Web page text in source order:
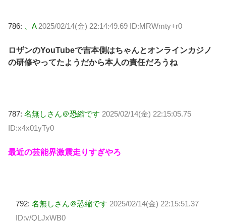
786: 、A 2025/02/14(金) 22:14:49.69 ID:MRWmty+r0
ロザンのYouTubeで吉本側はちゃんとオンラインカジノ
の研修やってたようだから本人の責任だろうね
787: 名無しさん＠恐縮です 2025/02/14(金) 22:15:05.75
ID:x4x01yTy0
最近の芸能界激震走りすぎやろ
792: 名無しさん＠恐縮です 2025/02/14(金) 22:15:51.37
ID:y/QLJxWB0